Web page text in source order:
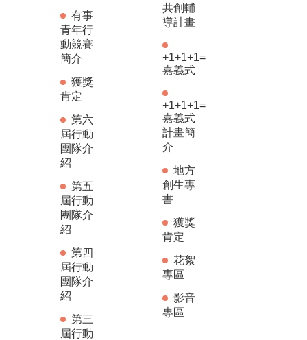
有事
青年行
動競賽
簡介
獲獎
肯定
第六
屆行動
團隊介
紹
第五
屆行動
團隊介
紹
第四
屆行動
團隊介
紹
第三
屆行動
共創輔
導計畫
+1+1+1=
嘉義式
+1+1+1=
嘉義式
計畫簡
介
地方
創生專
書
獲獎
肯定
花絮
專區
影音
專區